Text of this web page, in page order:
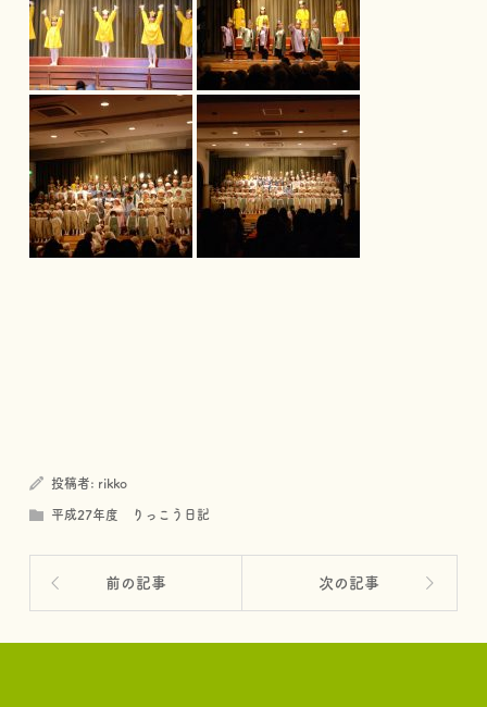
投稿者: rikko
平成27年度 りっこう日記
前の記事 次の記事